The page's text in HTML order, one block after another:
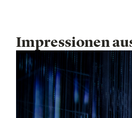
Impressionen